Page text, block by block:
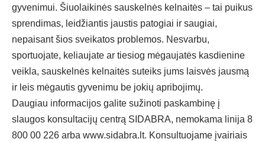
gyvenimui. Šiuolaikinės sauskelnės kelnaitės – tai puikus
sprendimas, leidžiantis jaustis patogiai ir saugiai,
nepaisant šios sveikatos problemos. Nesvarbu,
sportuojate, keliaujate ar tiesiog mėgaujatės kasdienine
veikla, sauskelnės kelnaitės suteiks jums laisvės jausmą
ir leis mėgautis gyvenimu be jokių apribojimų.
Daugiau informacijos galite sužinoti paskambinę į
slaugos konsultacijų centrą SIDABRA, nemokama linija 8
800 00 226 arba www.sidabra.lt. Konsultuojame įvairiais